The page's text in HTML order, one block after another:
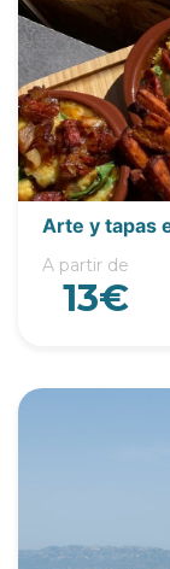
Arte y tapas
A partir de
13€